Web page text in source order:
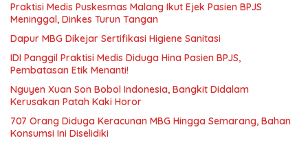
Praktisi Medis Puskesmas Malang Ikut Ejek Pasien BPJS
Meninggal, Dinkes Turun Tangan
Dapur MBG Dikejar Sertifikasi Higiene Sanitasi
IDI Panggil Praktisi Medis Diduga Hina Pasien BPJS,
Pembatasan Etik Menanti!
Nguyen Xuan Son Bobol Indonesia, Bangkit Didalam
Kerusakan Patah Kaki Horor
707 Orang Diduga Keracunan MBG Hingga Semarang, Bahan
Konsumsi Ini Diselidiki